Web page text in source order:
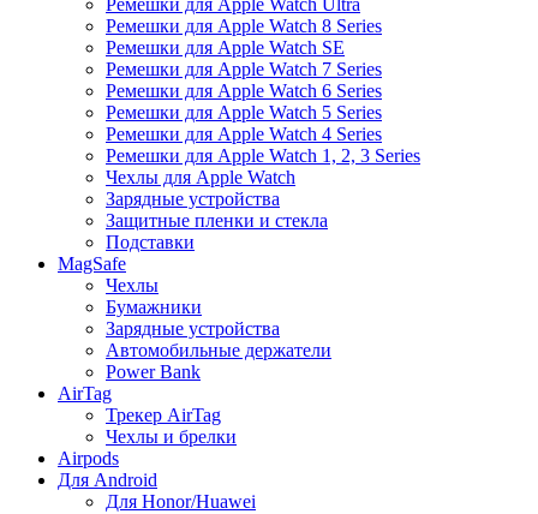
Ремешки для Apple Watch Ultra
Ремешки для Apple Watch 8 Series
Ремешки для Apple Watch SE
Ремешки для Apple Watch 7 Series
Ремешки для Apple Watch 6 Series
Ремешки для Apple Watch 5 Series
Ремешки для Apple Watch 4 Series
Ремешки для Apple Watch 1, 2, 3 Series
Чехлы для Apple Watch
Зарядные устройства
Защитные пленки и стекла
Подставки
MagSafe
Чехлы
Бумажники
Зарядные устройства
Автомобильные держатели
Power Bank
AirTag
Трекер AirTag
Чехлы и брелки
Airpods
Для Android
Для Honor/Huawei